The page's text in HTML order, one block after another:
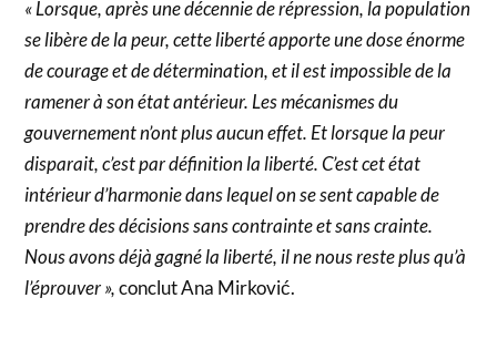
« Lorsque, après une décennie de répression, la population
se libère de la peur, cette liberté apporte une dose énorme
de courage et de détermination, et il est impossible de la
ramener à son état antérieur. Les mécanismes du
gouvernement n’ont plus aucun effet. Et lorsque la peur
disparait, c’est par définition la liberté. C’est cet état
intérieur d’harmonie dans lequel on se sent capable de
prendre des décisions sans contrainte et sans crainte.
Nous avons déjà gagné la liberté, il ne nous reste plus qu’à
l’éprouver »,conclut Ana Mirković.